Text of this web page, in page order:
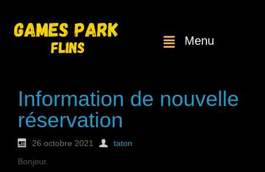
Menu
Information de nouvelle
réservation
26 octobre 2021
taton
Bonjour.